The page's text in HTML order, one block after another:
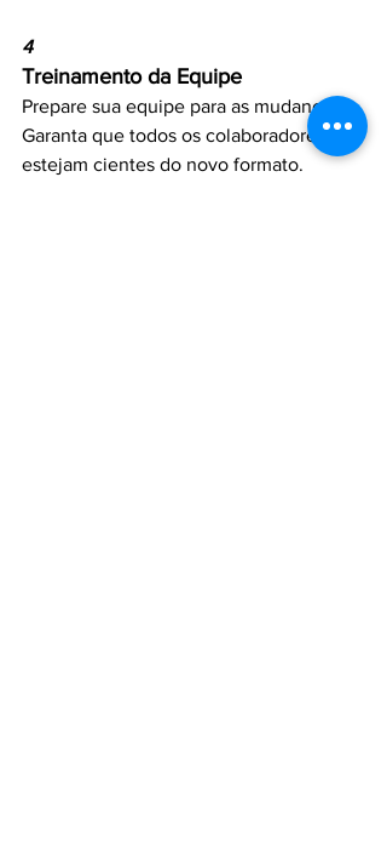
4
Treinamento da Equipe
Prepare sua equipe para as mudanças.
Garanta que todos os colaboradores
estejam cientes do novo formato.